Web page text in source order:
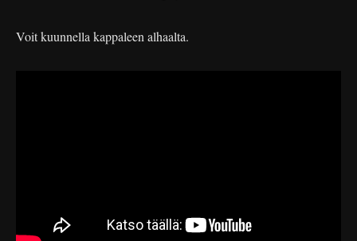
Voit kuunnella kappaleen alhaalta.